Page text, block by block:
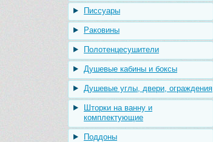
Писсуары
Раковины
Полотенцесушители
Душевые кабины и боксы
Душевые углы, двери, ограждения
Шторки на ванну и
комплектующие
Поддоны